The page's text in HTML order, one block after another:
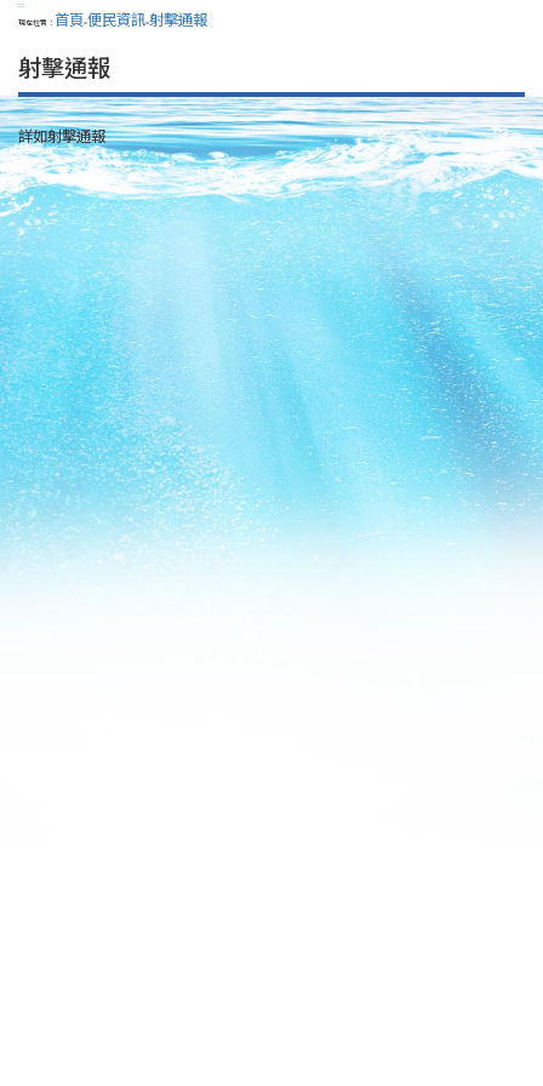
:::
現在位置： 首頁>便民資訊>射擊通報
射擊通報
詳如射擊通報